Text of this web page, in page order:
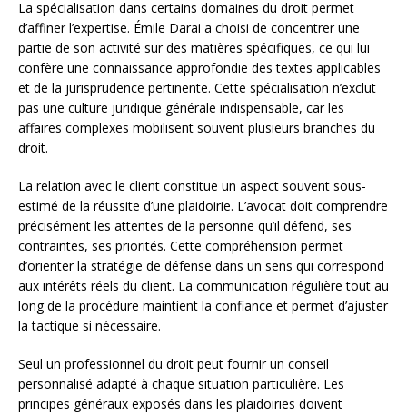
La spécialisation dans certains domaines du droit permet
d’affiner l’expertise. Émile Darai a choisi de concentrer une
partie de son activité sur des matières spécifiques, ce qui lui
confère une connaissance approfondie des textes applicables
et de la jurisprudence pertinente. Cette spécialisation n’exclut
pas une culture juridique générale indispensable, car les
affaires complexes mobilisent souvent plusieurs branches du
droit.
La relation avec le client constitue un aspect souvent sous-
estimé de la réussite d’une plaidoirie. L’avocat doit comprendre
précisément les attentes de la personne qu’il défend, ses
contraintes, ses priorités. Cette compréhension permet
d’orienter la stratégie de défense dans un sens qui correspond
aux intérêts réels du client. La communication régulière tout au
long de la procédure maintient la confiance et permet d’ajuster
la tactique si nécessaire.
Seul un professionnel du droit peut fournir un conseil
personnalisé adapté à chaque situation particulière. Les
principes généraux exposés dans les plaidoiries doivent